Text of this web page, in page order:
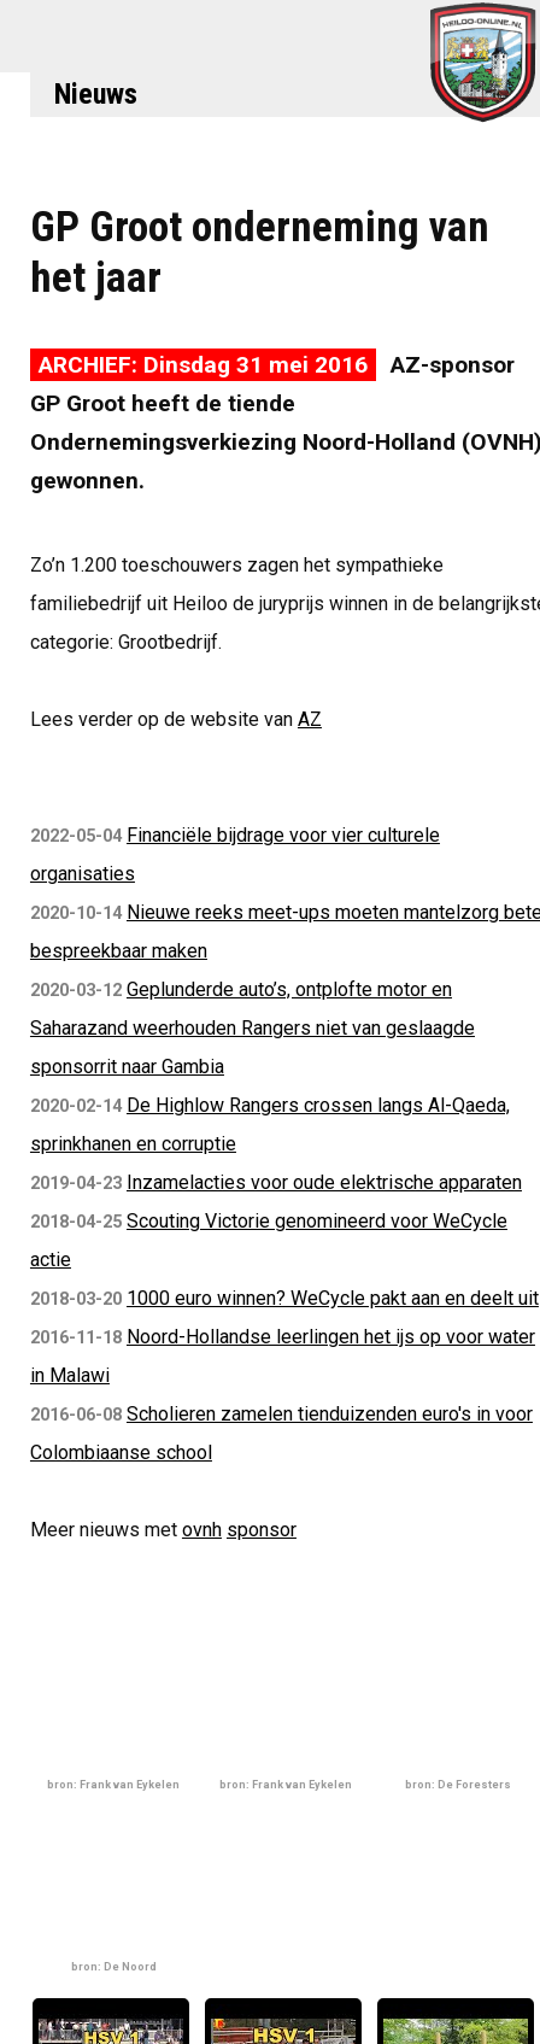
Nieuws
GP Groot onderneming van
het jaar
ARCHIEF: Dinsdag 31 mei 2016
AZ-sponsor
GP Groot heeft de tiende
Ondernemingsverkiezing Noord-Holland
gewonnen.
Zo’n 1.200 toeschouwers zagen het sympathieke
familiebedrijf uit Heiloo de juryprijs winnen in de
categorie: Grootbedrijf.
Lees verder op de website van AZ
2022-05-04 Financiële bijdrage voor vier culturele
organisaties
2020-10-14 Nieuwe reeks meet-ups moeten mantelzorg
bespreekbaar maken
2020-03-12 Geplunderde auto’s, ontplofte motor en
Saharazand weerhouden Rangers niet van geslaagde
sponsorrit naar Gambia
2020-02-14 De Highlow Rangers crossen langs Al-Qaeda,
sprinkhanen en corruptie
2019-04-23 Inzamelacties voor oude elektrische apparaten
2018-04-25 Scouting Victorie genomineerd voor WeCycle
actie
2018-03-20 1000 euro winnen? WeCycle pakt aan en deelt uit
2016-11-18 Noord-Hollandse leerlingen het ijs op voor water
in Malawi
2016-06-08 Scholieren zamelen tienduizenden euro's in voor
Colombiaanse school
Meer nieuws met ovnh sponsor
bron: Frank van Eykelen bron: Frank van Eykelen bron: De Foresters
bron: De Noord